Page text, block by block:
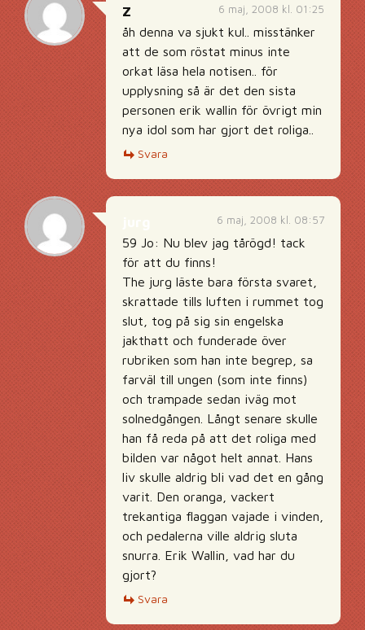
6 maj, 2008 kl. 01:25
Z
åh denna va sjukt kul.. misstänker
att de som röstat minus inte
orkat läsa hela notisen.. för
upplysning så är det den sista
personen erik wallin för övrigt min
nya idol som har gjort det roliga..
Svara
6 maj, 2008 kl. 08:57
59 Jo: Nu blev jag tårögd! tack
för att du finns!
The jurg läste bara första svaret,
skrattade tills luften i rummet tog
slut, tog på sig sin engelska
jakthatt och funderade över
rubriken som han inte begrep, sa
farväl till ungen (som inte finns)
och trampade sedan iväg mot
solnedgången. Långt senare skulle
han få reda på att det roliga med
bilden var något helt annat. Hans
liv skulle aldrig bli vad det en gång
varit. Den oranga, vackert
trekantiga flaggan vajade i vinden,
och pedalerna ville aldrig sluta
snurra. Erik Wallin, vad har du
gjort?
Svara